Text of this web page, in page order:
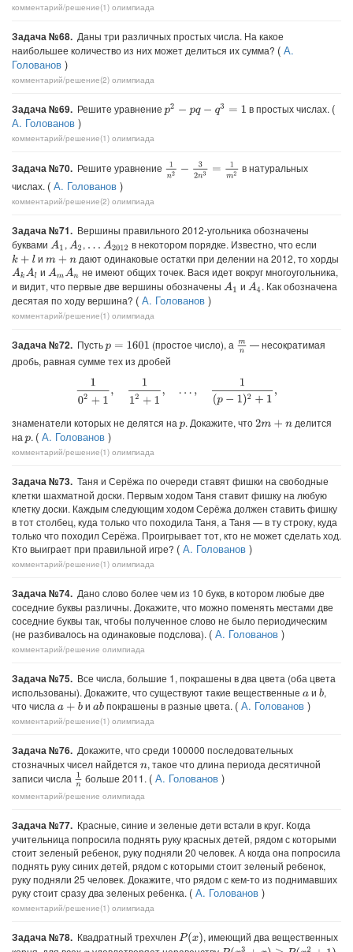
комментарий/решение(1) олимпиада
Задача №68. Даны три различных простых числа. На какое
наибольшее количество из них может делиться их сумма? ( А.
Голованов )
комментарий/решение(2) олимпиада
Задача №69. Решите уравнение p2 −p q−q 3= 1 в простых числах. (
А. Голованов )
комментарий/решение(1) олимпиада
Задача №70. Решите уравнение 1n2 −3 2n3 =1m2
в натуральных
числах. ( А. Голованов )
комментарий/решение(2) олимпиада
Задача №71. Вершины правильного 2012-угольника обозначены
буквами A1 , A2 , A2012в некотором порядке. Известно, что если
k+l и m+n
дают одинаковые остатки при делении на 2012, то хорды
AkAl и AmAn не имеют общих точек. Вася идет вокруг многоугольника,
и видит, что первые две вершины обозначены A1 и A4 . Как обозначена
десятая по ходу вершина? ( А. Голованов )
комментарий/решение(1) олимпиада
Задача №72. Пустьp =1601 (простое число), а mn— несократимая
дробь, равная сумме тех из дробей
1,
знаменатели которых не делятся на p. Докажите, что2m+n
делится
на p. (А. Голованов )
комментарий/решение(1) олимпиада
Задача №73. Таня и Серёжа по очереди ставят фишки на свободные
клетки шахматной доски. Первым ходом Таня ставит фишку на любую
клетку доски. Каждым следующим ходом Серёжа должен ставить фишку
в тот столбец, куда только что походила Таня, а Таня — в ту строку, куда
только что походил Серёжа. Проигрывает тот, кто не может сделать ход.
Кто выиграет при правильной игре? ( А. Голованов )
комментарий/решение(1) олимпиада
Задача №74. Дано слово более чем из 10 букв, в котором любые две
соседние буквы различны. Докажите, что можно поменять местами две
соседние буквы так, чтобы полученное слово не было периодическим
(не разбивалось на одинаковые подслова). ( А. Голованов )
комментарий/решение олимпиада
Задача №75. Все числа, большие 1, покрашены в два цвета (оба цвета
использованы). Докажите, что существуют такие вещественные aи b,
что числа a+b и abпокрашены в разные цвета. ( А. Голованов)
комментарий/решение(1) олимпиада
Задача №76. Докажите, что среди 100000 последовательных
стозначных чисел найдется n, такое что длина периода десятичной
записи числа 1n больше 2011. (А. Голованов )
комментарий/решение олимпиада
Задача №77. Красные, синие и зеленые дети встали в круг. Когда
учительница попросила поднять руку красных детей, рядом с которыми
стоит зеленый ребенок, руку подняли 20 человек. А когда она попросила
поднять руку синих детей, рядом с которыми стоит зеленый ребенок,
руку подняли 25 человек. Докажите, что рядом с кем-то из поднимавших
руку стоит сразу два зеленых ребенка. ( А. Голованов )
комментарий/решение(1) олимпиада
Задача №78. Квадратный трехчлен P(x) , имеющий два вещественных